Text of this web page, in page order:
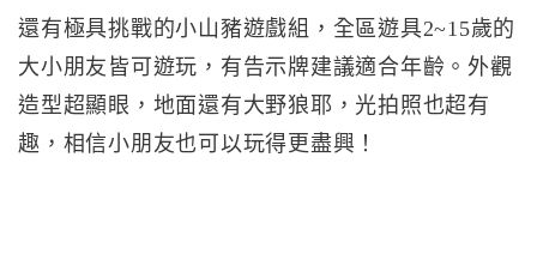
還有極具挑戰的小山豬遊戲組，全區遊具2~15歲的
大小朋友皆可遊玩，有告示牌建議適合年齡。外觀
造型超顯眼，地面還有大野狼耶，光拍照也超有
趣，相信小朋友也可以玩得更盡興！